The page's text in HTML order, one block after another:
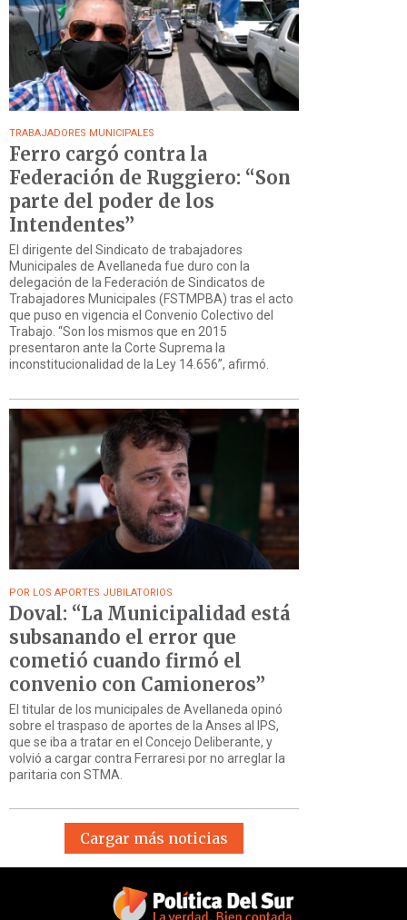
TRABAJADORES MUNICIPALES
Ferro cargó contra la
Federación de Ruggiero: “Son
parte del poder de los
Intendentes”
El dirigente del Sindicato de trabajadores
Municipales de Avellaneda fue duro con la
delegación de la Federación de Sindicatos de
Trabajadores Municipales (FSTMPBA) tras el acto
que puso en vigencia el Convenio Colectivo del
Trabajo. “Son los mismos que en 2015
presentaron ante la Corte Suprema la
inconstitucionalidad de la Ley 14.656”, afirmó.
POR LOS APORTES JUBILATORIOS
Doval: “La Municipalidad está
subsanando el error que
cometió cuando firmó el
convenio con Camioneros”
El titular de los municipales de Avellaneda opinó
sobre el traspaso de aportes de la Anses al IPS,
que se iba a tratar en el Concejo Deliberante, y
volvió a cargar contra Ferraresi por no arreglar la
paritaria con STMA.
Cargar más noticias